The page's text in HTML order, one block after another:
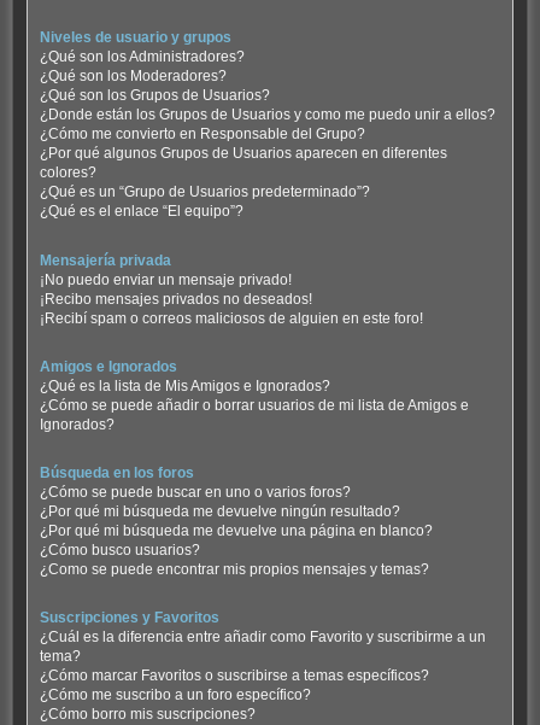
Niveles de usuario y grupos
¿Qué son los Administradores?
¿Qué son los Moderadores?
¿Qué son los Grupos de Usuarios?
¿Donde están los Grupos de Usuarios y como me puedo unir a ellos?
¿Cómo me convierto en Responsable del Grupo?
¿Por qué algunos Grupos de Usuarios aparecen en diferentes
colores?
¿Qué es un “Grupo de Usuarios predeterminado”?
¿Qué es el enlace “El equipo”?
Mensajería privada
¡No puedo enviar un mensaje privado!
¡Recibo mensajes privados no deseados!
¡Recibí spam o correos maliciosos de alguien en este foro!
Amigos e Ignorados
¿Qué es la lista de Mis Amigos e Ignorados?
¿Cómo se puede añadir o borrar usuarios de mi lista de Amigos e
Ignorados?
Búsqueda en los foros
¿Cómo se puede buscar en uno o varios foros?
¿Por qué mi búsqueda me devuelve ningún resultado?
¿Por qué mi búsqueda me devuelve una página en blanco?
¿Cómo busco usuarios?
¿Como se puede encontrar mis propios mensajes y temas?
Suscripciones y Favoritos
¿Cuál es la diferencia entre añadir como Favorito y suscribirme a un
tema?
¿Cómo marcar Favoritos o suscribirse a temas específicos?
¿Cómo me suscribo a un foro específico?
¿Cómo borro mis suscripciones?